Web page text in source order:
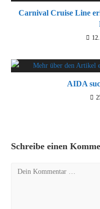
Carnival Cruise Line
AIDA
Schreibe einen
Kommentar